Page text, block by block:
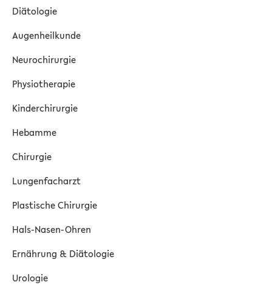
Diätologie
Augenheilkunde
Neurochirurgie
Physiotherapie
Kinderchirurgie
Hebamme
Chirurgie
Lungenfacharzt
Plastische Chirurgie
Hals-Nasen-Ohren
Ernährung & Diätologie
Urologie